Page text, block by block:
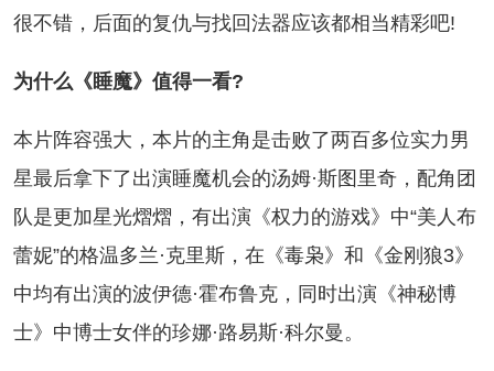
很不错，后面的复仇与找回法器应该都相当精彩吧!
么《睡魔》值得一看?
阵容强大，本片的主角是击败了两百多位实力男
星最后拿下了出演睡魔机会的汤姆·斯图里奇，配角团
队是更加星光熠熠，有出演《权力的游戏》中“美人布
蕾妮”的格温多兰·克里斯，在《毒枭》和《金刚狼3》
中均有出演的波伊德·霍布鲁克，同时出演《神秘博
士》中博士女伴的珍娜·路易斯·科尔曼。